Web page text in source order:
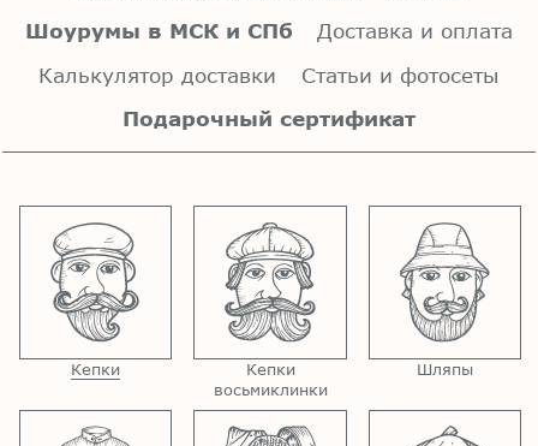
Шоурумы в МСК и СПб
Доставка и оплата
Калькулятор доставки
Статьи и фотосеты
Подарочный сертификат
Кепки
Кепки
восьмиклинки
Шляпы